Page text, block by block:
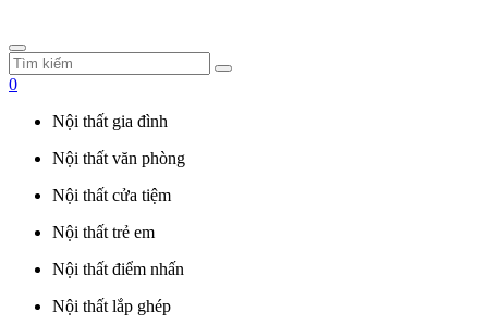
0
Nội thất gia đình
Nội thất văn phòng
Nội thất cửa tiệm
Nội thất trẻ em
Nội thất điểm nhấn
Nội thất lắp ghép